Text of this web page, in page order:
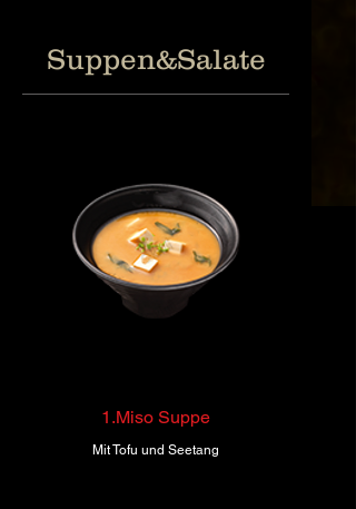
Suppen&Salate
1.Miso Suppe
Mit Tofu und Seetang